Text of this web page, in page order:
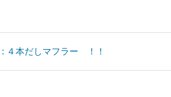
: ４本だしマフラー ！！